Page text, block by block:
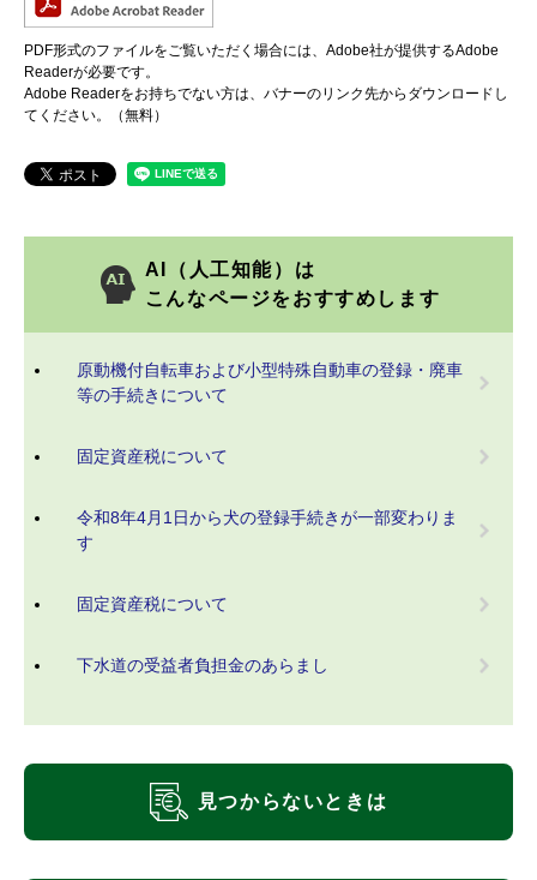
PDF形式のファイルをご覧いただく場合には、Adobe社が提供するAdobe
Readerが必要です。
Adobe Readerをお持ちでない方は、バナーのリンク先からダウンロードし
てください。（無料）
AI（人工知能）は
こんなページをおすすめします
原動機付自転車および小型特殊自動車の登録・廃車
等の手続きについて
固定資産税について
令和8年4月1日から犬の登録手続きが一部変わりま
す
固定資産税について
下水道の受益者負担金のあらまし
見つからないときは